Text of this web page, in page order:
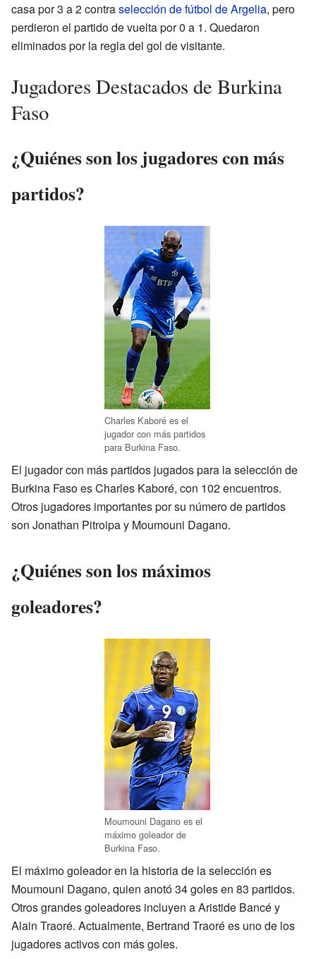
casa por 3 a 2 contraselección de fútbol de Argelia, pero
perdieron el partido de vuelta por 0 a 1. Quedaron
eliminados por la regla del gol de visitante.
Jugadores Destacados de Burkina
Faso
¿Quiénes son los jugadores con más
partidos?
Charles Kaboré es el
jugador con más partidos
para Burkina Faso.
El jugador con más partidos jugados para la selección de
Burkina Faso es Charles Kaboré, con 102 encuentros.
Otros jugadores importantes por su número de partidos
son Jonathan Pitroipa y Moumouni Dagano.
¿Quiénes son los máximos
goleadores?
Moumouni Dagano es el
máximo goleador de
Burkina Faso.
El máximo goleador en la historia de la selección es
Moumouni Dagano, quien anotó 34 goles en 83 partidos.
Otros grandes goleadores incluyen a Aristide Bancé y
Alain Traoré. Actualmente, Bertrand Traoré es uno de los
jugadores activos con más goles.